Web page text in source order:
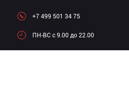
+7 499 501 34 75
ПН-ВC c 9.00 до 22.00